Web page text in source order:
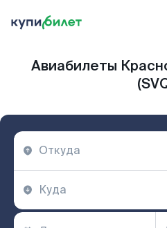
Авиабилеты